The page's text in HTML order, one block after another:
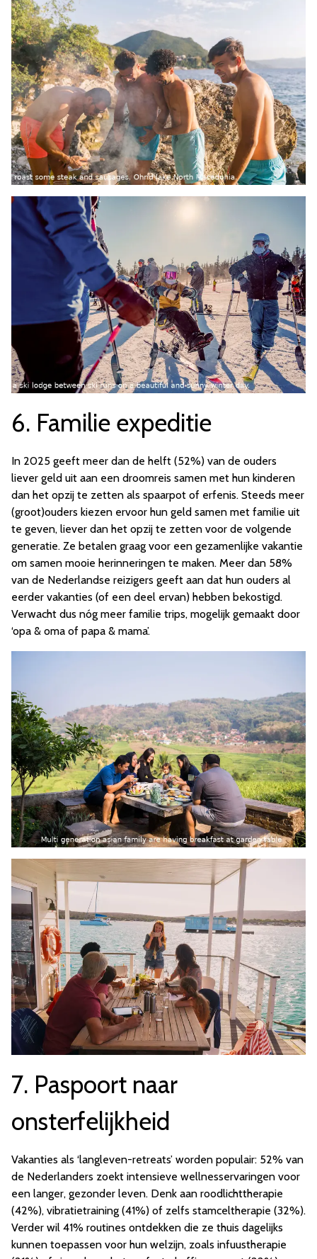
6. Familie expeditie
In 2025 geeft meer dan de helft (52%) van de ouders
liever geld uit aan een droomreis samen met hun kinderen
dan het opzij te zetten als spaarpot of erfenis. Steeds meer
(groot)ouders kiezen ervoor hun geld samen met familie uit
te geven, liever dan het opzij te zetten voor de volgende
generatie. Ze betalen graag voor een gezamenlijke vakantie
om samen mooie herinneringen te maken. Meer dan 58%
van de Nederlandse reizigers geeft aan dat hun ouders al
eerder vakanties (of een deel ervan) hebben bekostigd.
Verwacht dus nóg meer familie trips, mogelijk gemaakt door
‘opa & oma of papa & mama’.
7. Paspoort naar
onsterfelijkheid
Vakanties als ‘langleven-retreats’ worden populair: 52% van
de Nederlanders zoekt intensieve wellnesservaringen voor
een langer, gezonder leven. Denk aan roodlichttherapie
(42%), vibratietraining (41%) of zelfs stamceltherapie (32%).
Verder wil 41% routines ontdekken die ze thuis dagelijks
kunnen toepassen voor hun welzijn, zoals infuustherapie